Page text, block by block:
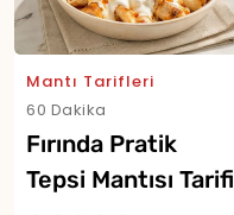
Mantı Tarifleri
60 Dakika
Fırında Pratik
Tepsi Mantısı Tarifi